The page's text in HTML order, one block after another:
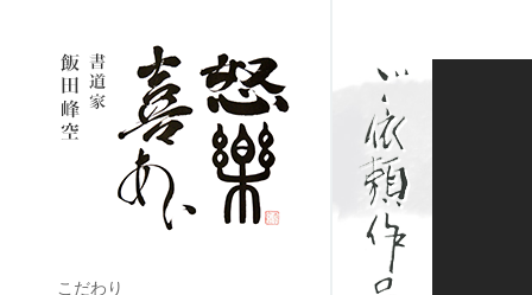
こだわり